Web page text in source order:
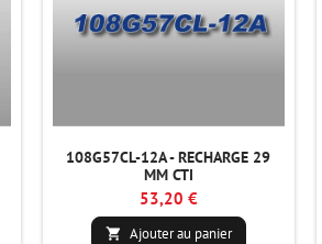
108G57CL-12A - RECHARGE 29
MM CTI
53,20 €
 Ajouter au panier